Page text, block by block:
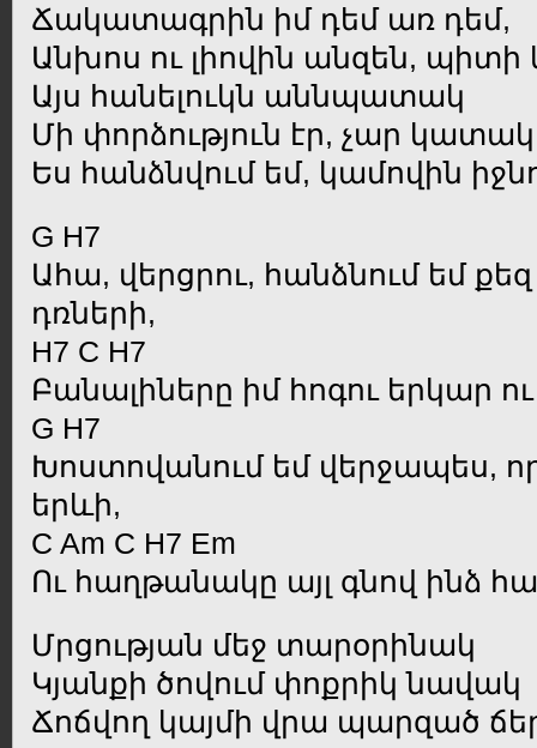
Ճակատագրին իմ դեմ առ դեմ,
Անխոս ու լիովին անզեն, պիտի
Այս հանելուկն աննպատակ
Մի փորձություն էր, չար
Ես հանձնվում եմ, կամովին
G H7
Ահա, վերցրու, հանձնում եմ
դռների,
H7 C H7
Բանալիները իմ հոգու երկար
G H7
Խոստովանում եմ վերջապես,
երևի,
C Am C H7 Em
Ու հաղթանակը այլ գնով ինձ
Մրցության մեջ տարօրինակ
Կյանքի ծովում փոքրիկ նավակ
Ճոճվող կայմի վրա պարզած